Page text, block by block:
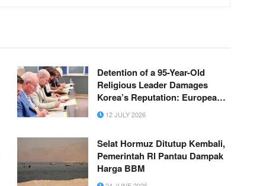
Detention of a 95-Year-Old
Religious Leader Damages
Korea’s Reputation: European
Scholars of Religion Call for the
Release of Chairman Lee Man-
12 JULY 2026
Selat Hormuz Ditutup Kembali,
Pemerintah RI Pantau Dampak
Harga BBM